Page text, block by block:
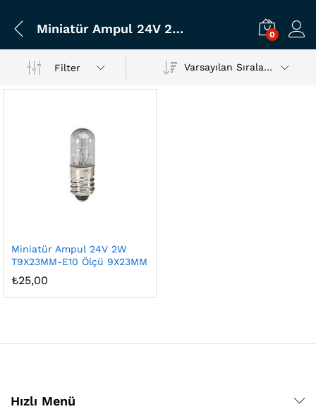
Miniatür Ampul 24V 2W T9X23MM-E10 Ölçü 9X23MM 0
Filter Varsayılan Sıralama
Miniatür Ampul 24V 2W
T9X23MM-E10 Ölçü 9X23MM
₺25,00
Hızlı Menü